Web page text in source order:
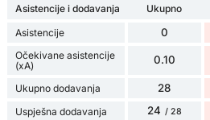
Asistencije i dodavanja Ukupno
Asistencije
0
Očekivane asistencije
(xA)
0.10
Ukupno dodavanja 28
Uspješna dodavanja 24 / 28